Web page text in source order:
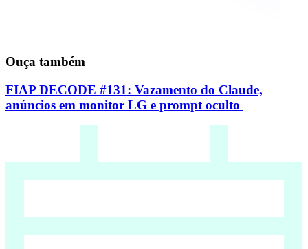
Ouça também
FIAP DECODE #131: Vazamento do Claude,
anúncios em monitor LG e prompt oculto